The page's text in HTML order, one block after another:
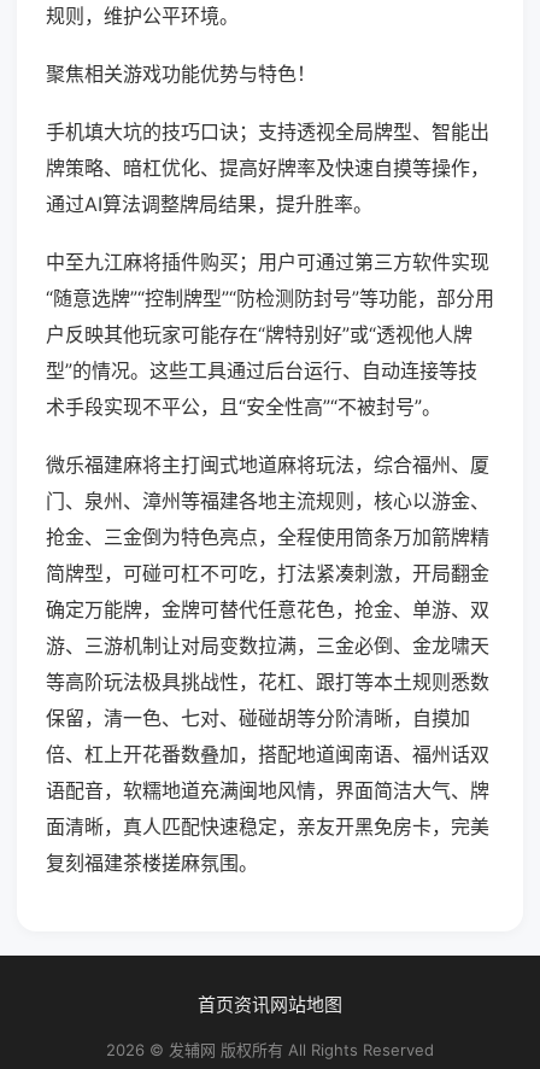
规则，维护公平环境。
聚焦相关游戏功能优势与特色！
手机填大坑的技巧口诀；支持透视全局牌型、智能出
牌策略、暗杠优化、提高好牌率及快速自摸等操作，
通过AI算法调整牌局结果，提升胜率。
中至九江麻将插件购买；用户可通过第三方软件实现
“随意选牌”“控制牌型”“防检测防封号”等功能，部分用
户反映其他玩家可能存在“牌特别好”或“透视他人牌
型”的情况。这些工具通过后台运行、自动连接等技
术手段实现不平公，且“安全性高”“不被封号”。
微乐福建麻将主打闽式地道麻将玩法，综合福州、厦
门、泉州、漳州等福建各地主流规则，核心以游金、
抢金、三金倒为特色亮点，全程使用筒条万加箭牌精
简牌型，可碰可杠不可吃，打法紧凑刺激，开局翻金
确定万能牌，金牌可替代任意花色，抢金、单游、双
游、三游机制让对局变数拉满，三金必倒、金龙啸天
等高阶玩法极具挑战性，花杠、跟打等本土规则悉数
保留，清一色、七对、碰碰胡等分阶清晰，自摸加
倍、杠上开花番数叠加，搭配地道闽南语、福州话双
语配音，软糯地道充满闽地风情，界面简洁大气、牌
面清晰，真人匹配快速稳定，亲友开黑免房卡，完美
复刻福建茶楼搓麻氛围。
首页资讯网站地图
2026 © 发辅网 版权所有 All Rights Reserved